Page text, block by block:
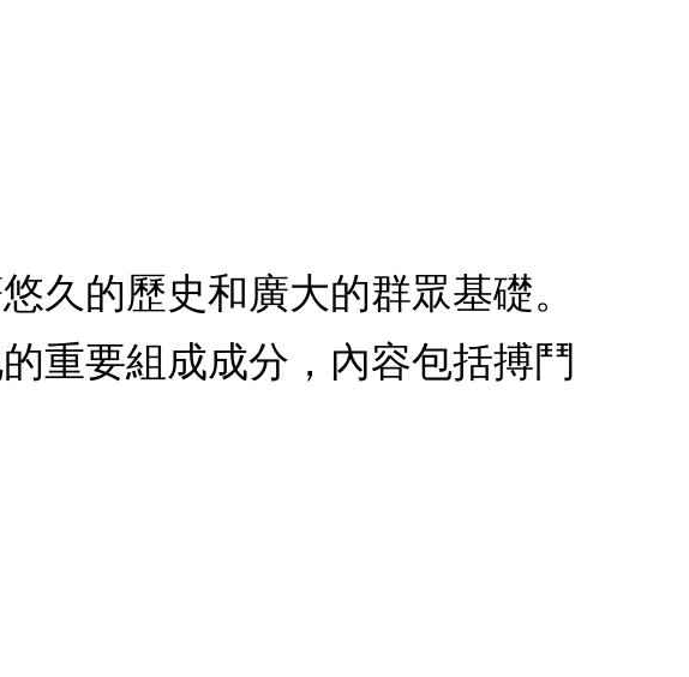
久的歷史和廣大的群眾基礎。
重要組成成分，內容包括搏鬥